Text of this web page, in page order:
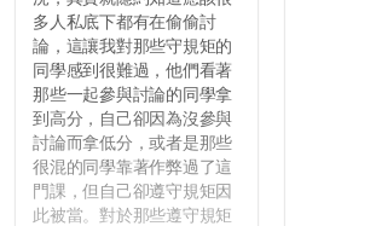
多人私底下都有在偷偷討
論，這讓我對那些守規矩的
同學感到很難過，他們看著
那些一起參與討論的同學拿
到高分，自己卻因為沒參與
討論而拿低分，或者是那些
很混的同學靠著作弊過了這
門課，但自己卻遵守規矩因
此被當。對於那些遵守規矩